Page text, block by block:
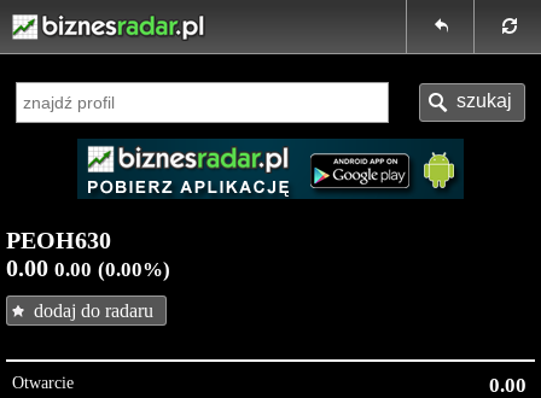
PEOH630
0.00 0.00 (0.00%)
dodaj do radaru
Otwarcie 0.00